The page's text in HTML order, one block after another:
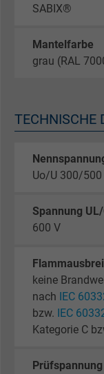
SABIX®
Mantelfarbe
grau (RAL
TECHNISCHE
Uo/U 300/500
Spannung
600 V
keine
nach IEC
bzw. IEC
Kategorie C
Prüfspannung